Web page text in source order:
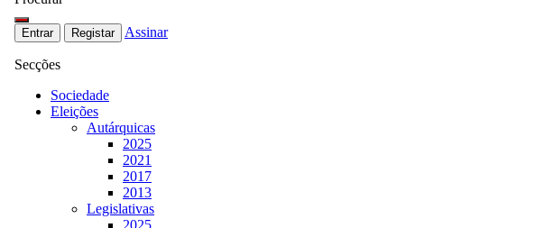
Entrar Registar Assinar
Secções
Sociedade
Eleições
Autárquicas
2025
2021
2017
2013
Legislativas
2025